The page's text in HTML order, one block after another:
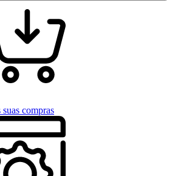
compras